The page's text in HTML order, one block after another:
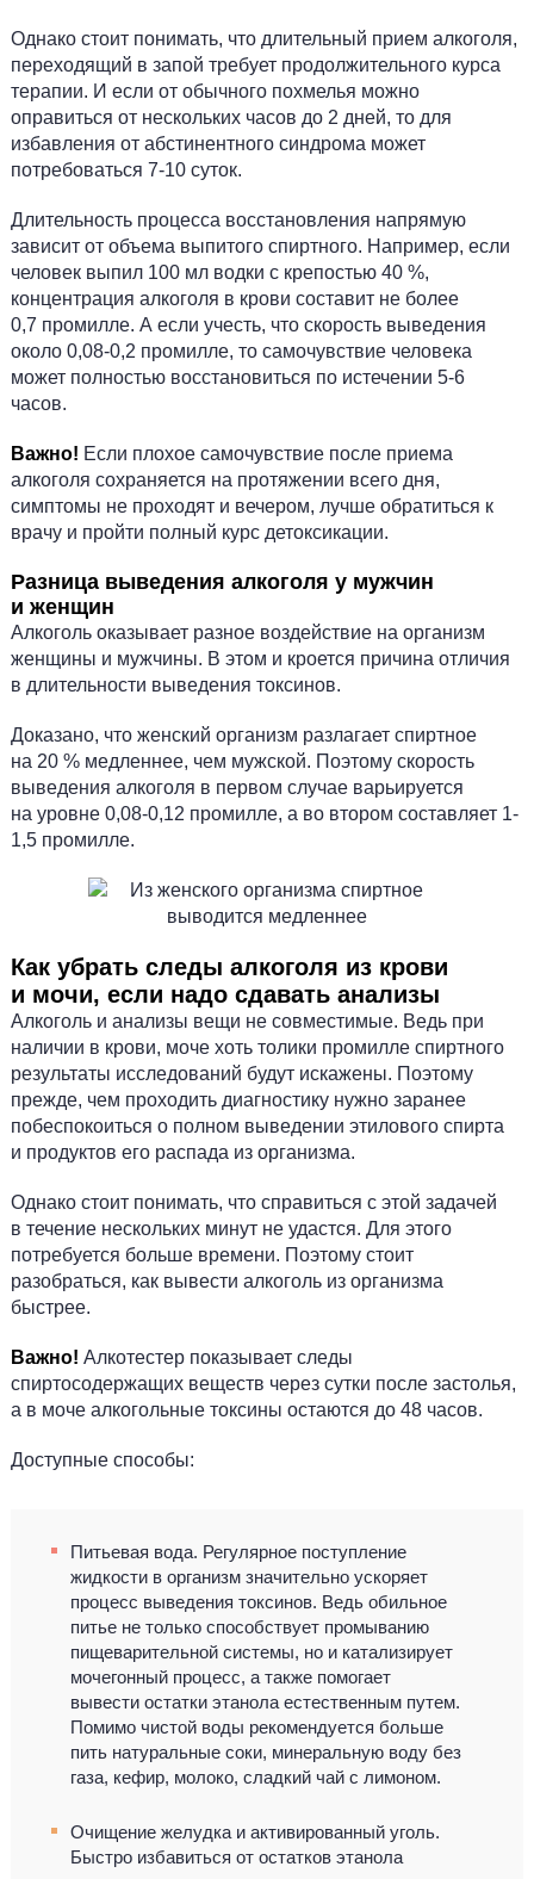
Однако стоит понимать, что длительный прием алкоголя,
переходящий в запой требует продолжительного курса
терапии. И если от обычного похмелья можно
оправиться от нескольких часов до 2 дней, то для
избавления от абстинентного синдрома может
потребоваться 7-10 суток.
Длительность процесса восстановления напрямую
зависит от объема выпитого спиртного. Например, если
человек выпил 100 мл водки с крепостью 40 %,
концентрация алкоголя в крови составит не более
0,7 промилле. А если учесть, что скорость выведения
около 0,08-0,2 промилле, то самочувствие человека
может полностью восстановиться по истечении 5-6
часов.
Важно! Если плохое самочувствие после приема
алкоголя сохраняется на протяжении всего дня,
симптомы не проходят и вечером, лучше обратиться к
врачу и пройти полный курс детоксикации.
Разница выведения алкоголя у мужчин
и женщин
Алкоголь оказывает разное воздействие на организм
женщины и мужчины. В этом и кроется причина отличия
в длительности выведения токсинов.
Доказано, что женский организм разлагает спиртное
на 20 % медленнее, чем мужской. Поэтому скорость
выведения алкоголя в первом случае варьируется
на уровне 0,08-0,12 промилле, а во втором составляет 1-
1,5 промилле.
Как убрать следы алкоголя из крови
и мочи, если надо сдавать анализы
Алкоголь и анализы вещи не совместимые. Ведь при
наличии в крови, моче хоть толики промилле спиртного
результаты исследований будут искажены. Поэтому
прежде, чем проходить диагностику нужно заранее
побеспокоиться о полном выведении этилового спирта
и продуктов его распада из организма.
Однако стоит понимать, что справиться с этой задачей
в течение нескольких минут не удастся. Для этого
потребуется больше времени. Поэтому стоит
разобраться, как вывести алкоголь из организма
быстрее.
Важно! Алкотестер показывает следы
спиртосодержащих веществ через сутки после застолья,
а в моче алкогольные токсины остаются до 48 часов.
Доступные способы:
Питьевая вода. Регулярное поступление
жидкости в организм значительно ускоряет
процесс выведения токсинов. Ведь обильное
питье не только способствует промыванию
пищеварительной системы, но и катализирует
мочегонный процесс, а также помогает
вывести остатки этанола естественным путем.
Помимо чистой воды рекомендуется больше
пить натуральные соки, минеральную воду без
газа, кефир, молоко, сладкий чай с лимоном.
Очищение желудка и активированный уголь.
Быстро избавиться от остатков этанола